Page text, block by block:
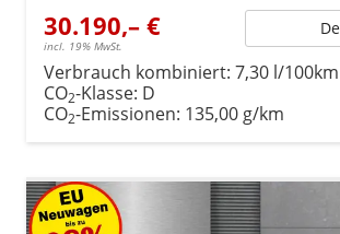
30.190,– €
incl. 19% MwSt.
Verbrauch kombiniert: 7,30 l/100km
CO2-Klasse: D
CO2-Emissionen: 135,00 g/km